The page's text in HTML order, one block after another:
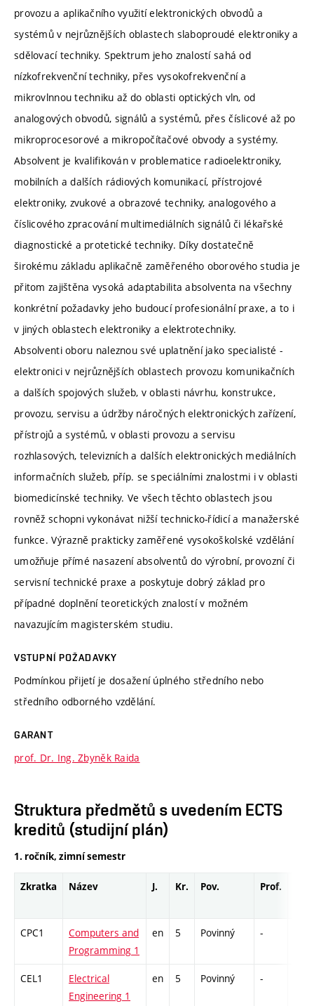
provozu a aplikačního využití elektronických obvodů a
systémů v nejrůznějších oblastech slaboproudé elektroniky a
sdělovací techniky. Spektrum jeho znalostí sahá od
nízkofrekvenční techniky, přes vysokofrekvenční a
mikrovlnnou techniku až do oblasti optických vln, od
analogových obvodů, signálů a systémů, přes číslicové až po
mikroprocesorové a mikropočítačové obvody a systémy.
Absolvent je kvalifikován v problematice radioelektroniky,
mobilních a dalších rádiových komunikací, přístrojové
elektroniky, zvukové a obrazové techniky, analogového a
číslicového zpracování multimediálních signálů či lékařské
diagnostické a protetické techniky. Díky dostatečně
širokému základu aplikačně zaměřeného oborového studia je
přitom zajištěna vysoká adaptabilita absolventa na všechny
konkrétní požadavky jeho budoucí profesionální praxe, a to i
v jiných oblastech elektroniky a elektrotechniky.
Absolventi oboru naleznou své uplatnění jako specialisté -
elektronici v nejrůznějších oblastech provozu komunikačních
a dalších spojových služeb, v oblasti návrhu, konstrukce,
provozu, servisu a údržby náročných elektronických zařízení,
přístrojů a systémů, v oblasti provozu a servisu
rozhlasových, televizních a dalších elektronických mediálních
informačních služeb, příp. se speciálními znalostmi i v oblasti
biomedicínské techniky. Ve všech těchto oblastech jsou
rovněž schopni vykonávat nižší technicko-řídicí a manažerské
funkce. Výrazně prakticky zaměřené vysokoškolské vzdělání
umožňuje přímé nasazení absolventů do výrobní, provozní či
servisní technické praxe a poskytuje dobrý základ pro
případné doplnění teoretických znalostí v možném
navazujícím magisterském studiu.
VSTUPNÍ POŽADAVKY
Podmínkou přijetí je dosažení úplného středního nebo
středního odborného vzdělání.
GARANT
prof. Dr. Ing. Zbyněk Raida
Struktura předmětů s uvedením ECTS
kreditů (studijní plán)
1. ročník, zimní semestr
Zkratka Název J. Kr. Pov. Prof.
CPC1
Computers and
Programming 1
en 5 Povinný -
CEL1
Electrical
Engineering 1
en 5 Povinný -